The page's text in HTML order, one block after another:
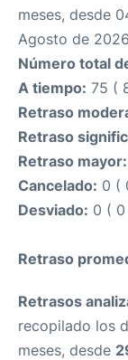
meses, desde
Agosto de
Número total
A tiempo: 75 (
Retraso
Retraso
Retraso mayor:
Cancelado: 0 (
Desviado: 0 ( 0
Retraso
Retrasos
recopilado los
meses, desde